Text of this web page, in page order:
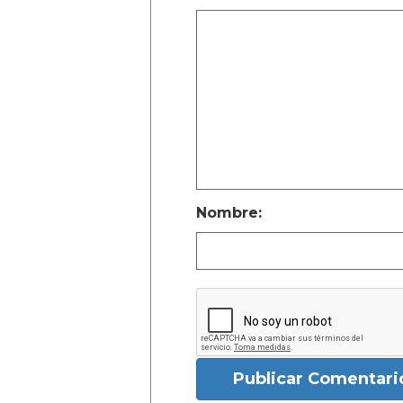
Nombre:
Publicar